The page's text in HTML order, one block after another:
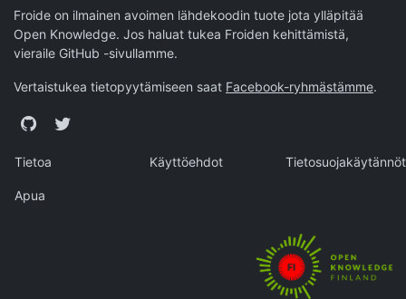
Froide on ilmainen avoimen lähdekoodin tuote jota ylläpitää
Open Knowledge. Jos haluat tukea Froiden kehittämistä,
vieraile GitHub -sivullamme.
Vertaistukea tietopyytämiseen saat Facebook-ryhmästämme.
GitHubTwitter
Tietoa Käyttöehdot Tietosuojakäytännöt
Apua